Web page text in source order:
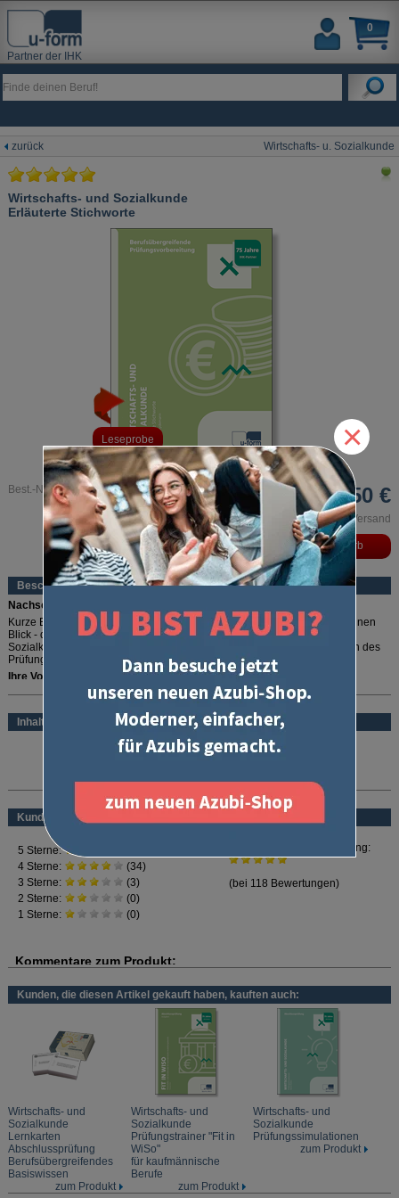
Partner der IHK
0
zurück Wirtschafts- u. Sozialkunde
Wirtschafts- und Sozialkunde
Erläuterte Stichworte
Leseprobe
Best.-Nr. 72 20,50 €
inkl. MwSt. und zzgl. Versand
Beschreibung
Nachschlagen, wiederholen, verstehen!
Kurze Erklärungen, übersichtliche Schaubilder und das Wichtigste auf einen
Blick - das bieten Ihnen die "Erläuterten Stichworte Wirtschafts- und
Sozialkunde". Zum schnellen Nachschlagen, Wiederholen oder Vertiefen des
Prüfungsstoffs.
Ihre Vorteile:
Auf einen Blick -alle wichtigen Themen der Wirtschafts- und
Sozialkunde in einem Buch
Alles verstehen -übersichtliche Darstellung und gute Erklärung auch
der schwierigen Themengebiete
Lehrbuch. Alle wichtigen Themen der Wirtschafts- und Sozialkunde werden in
übersichtlichen Schaubildern oder einfach zu lernenden Stichwörtern
dargestellt. So haben Sie alles auf einen Blick, was Sie an Wissen für die
Prüfung brauchen.
Grundlagen des Wirtschaftens
Rechtliche Rahmenbedingungen des Wirtschaftens
Menschliche Arbeit im Betrieb
Finanzwirtschaftliche Rahmenbedingungen der Betriebe
Markt und Preis
mehr lesen
Inhalt
9783882340723
Kundenbewertung
Kunden, die diesen Artikel gekauft haben, kauften auch:
Wirtschafts- und
Sozialkunde
Lernkarten
Abschlussprüfung
Berufsübergreifendes
Basiswissen
zum Produkt
Wirtschafts- und
Sozialkunde
Prüfungstrainer "Fit in
WiSo"
für kaufmännische
Berufe
zum Produkt
Wirtschafts- und
Sozialkunde
Prüfungssimulationen
zum Produkt
×